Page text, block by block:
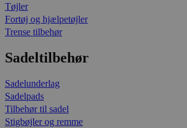
Tøjler
Fortøj og hjælpetøjler
Trense tilbehør
Sadeltilbehør
Sadelunderlag
Sadelpads
Tilbehør til sadel
Stigbøjler og remme